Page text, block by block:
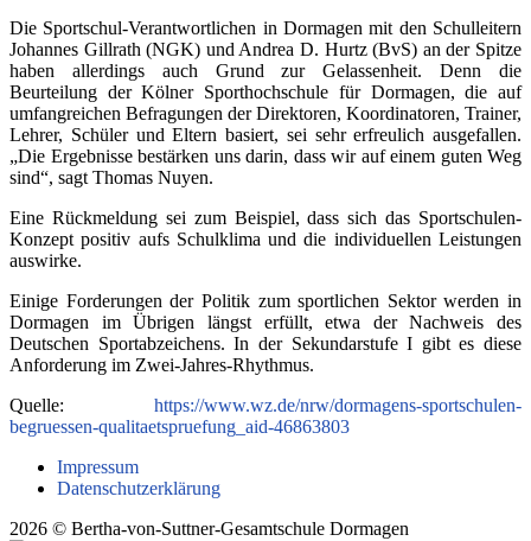
Die Sportschul-Verantwortlichen in Dormagen mit den Schulleitern
Johannes Gillrath (NGK) und Andrea D. Hurtz (BvS) an der Spitze
haben allerdings auch Grund zur Gelassenheit. Denn die
Beurteilung der Kölner Sporthochschule für Dormagen, die auf
umfangreichen Befragungen der Direktoren, Koordinatoren, Trainer,
Lehrer, Schüler und Eltern basiert, sei sehr erfreulich ausgefallen.
„Die Ergebnisse bestärken uns darin, dass wir auf einem guten Weg
sind“, sagt Thomas Nuyen.
Eine Rückmeldung sei zum Beispiel, dass sich das Sportschulen-
Konzept positiv aufs Schulklima und die individuellen Leistungen
auswirke.
Einige Forderungen der Politik zum sportlichen Sektor werden in
Dormagen im Übrigen längst erfüllt, etwa der Nachweis des
Deutschen Sportabzeichens. In der Sekundarstufe I gibt es diese
Anforderung im Zwei-Jahres-Rhythmus.
Quelle: https://www.wz.de/nrw/dormagens-sportschulen-
begruessen-qualitaetspruefung_aid-46863803
Impressum
Datenschutzerklärung
2026 © Bertha-von-Suttner-Gesamtschule Dormagen